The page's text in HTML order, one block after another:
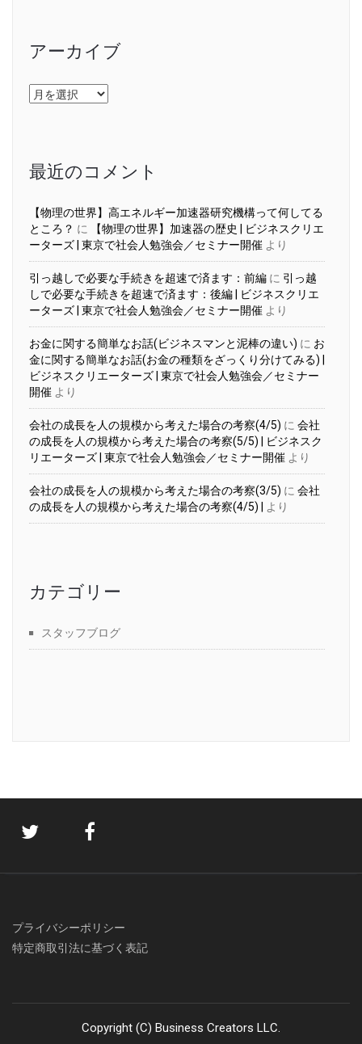
アーカイブ
ア
ー
最近のコメント
【物理の世界】高エネルギー加速器研究機構って何してる
ところ？ に
【物理の世界】加速器の歴史 | ビジネスクリエ
ーターズ | 東京で社会人勉強会／セミナー開催 より
引っ越しで必要な手続きを超速で済ます：前編 に 引っ越
しで必要な手続きを超速で済ます：後編 | ビジネスクリエ
ーターズ | 東京で社会人勉強会／セミナー開催 より
お金に関する簡単なお話(ビジネスマンと泥棒の違い) に お
金に関する簡単なお話(お金の種類をざっくり分けてみる) |
ビジネスクリエーターズ | 東京で社会人勉強会／セミナー
開催 より
会社の成長を人の規模から考えた場合の考察(4/5) に 会社
の成長を人の規模から考えた場合の考察(5/5) | ビジネスク
リエーターズ | 東京で社会人勉強会／セミナー開催 より
会社の成長を人の規模から考えた場合の考察(3/5) に 会社
の成長を人の規模から考えた場合の考察(4/5) |
より
カテゴリー
スタッフブログ
プライバシーポリシー
特定商取引法に基づく表記
Copyright (C) Business Creators LLC.